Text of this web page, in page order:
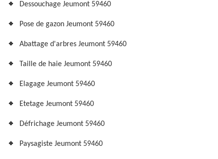
Dessouchage Jeumont 59460
Pose de gazon Jeumont 59460
Abattage d'arbres Jeumont 59460
Taille de haie Jeumont 59460
Elagage Jeumont 59460
Etetage Jeumont 59460
Défrichage Jeumont 59460
Paysagiste Jeumont 59460